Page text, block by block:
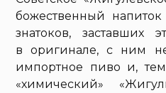
божественный
знатоков, заставших
в оригинале, с ним
импортное пиво и,
«химический»